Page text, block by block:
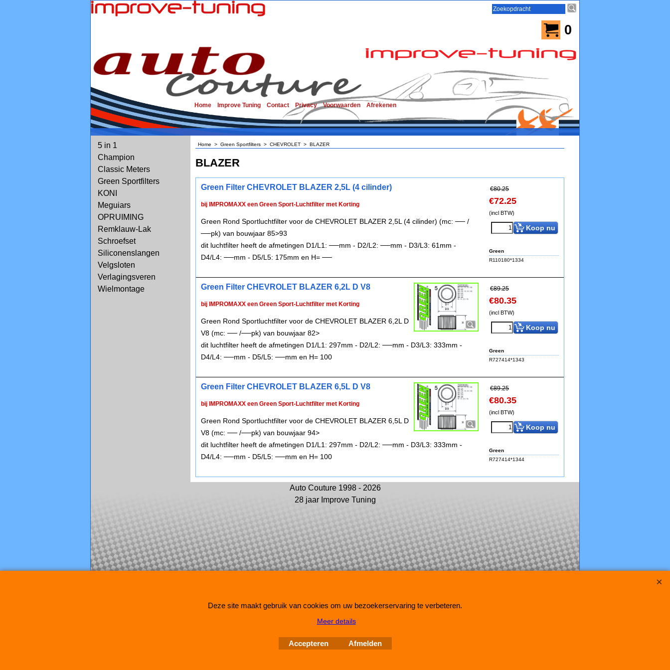
0
Home Improve Tuning Contact Privacy Voorwaarden Afrekenen
5 in 1
Champion
Classic Meters
Green Sportfilters
KONI
Meguiars
OPRUIMING
Remklauw-Lak
Schroefset
Siliconenslangen
Velgsloten
Verlagingsveren
Wielmontage
Home > Green Sportfilters > CHEVROLET > BLAZER
BLAZER
€80.25
€72.25
(incl BTW)
Koop nu
Green
R110180*1334
Green Filter CHEVROLET BLAZER 2,5L (4 cilinder)
bij IMPROMAXX een Green Sport-Luchtfilter met Korting
Green Rond Sportluchtfilter voor de CHEVROLET BLAZER 2,5L (4 cilinder) (mc: ── /
──pk) van bouwjaar 85>93
dit luchtfilter heeft de afmetingen D1/L1: ──mm - D2/L2: ──mm - D3/L3: 61mm -
D4/L4: ──mm - D5/L5: 175mm en H= ──
€89.25
€80.35
(incl BTW)
Koop nu
Green
R727414*1343
Green Filter CHEVROLET BLAZER 6,2L D V8
bij IMPROMAXX een Green Sport-Luchtfilter met Korting
Green Rond Sportluchtfilter voor de CHEVROLET BLAZER 6,2L D
V8 (mc: ── /──pk) van bouwjaar 82>
dit luchtfilter heeft de afmetingen D1/L1: 297mm - D2/L2: ──mm - D3/L3: 333mm -
D4/L4: ──mm - D5/L5: ──mm en H= 100
€89.25
€80.35
(incl BTW)
Koop nu
Green
R727414*1344
Green Filter CHEVROLET BLAZER 6,5L D V8
bij IMPROMAXX een Green Sport-Luchtfilter met Korting
Green Rond Sportluchtfilter voor de CHEVROLET BLAZER 6,5L D
V8 (mc: ── /──pk) van bouwjaar 94>
dit luchtfilter heeft de afmetingen D1/L1: 297mm - D2/L2: ──mm - D3/L3: 333mm -
D4/L4: ──mm - D5/L5: ──mm en H= 100
Auto Couture 1998 - 2026
28 jaar Improve Tuning
Deze site maakt gebruik van cookies om uw bezoekerservaring te verbeteren.
Meer details
Accepteren Afmelden